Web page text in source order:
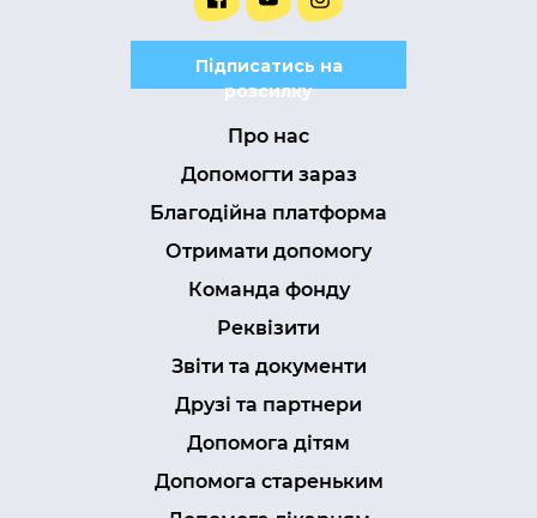
Підписатись на
розсилку
Про нас
Допомогти зараз
Благодійна платформа
Отримати допомогу
Команда фонду
Реквізити
Звіти та документи
Друзі та партнери
Допомога дітям
Допомога стареньким